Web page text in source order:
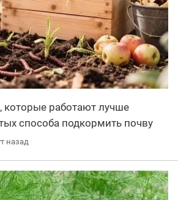
которые работают лучше
способа подкормить почву
назад